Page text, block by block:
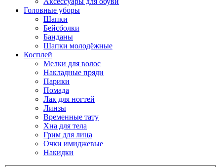
Головные уборы
Шапки
Бейсболки
Банданы
Шапки молодёжные
Косплей
Мелки для волос
Накладные пряди
Парики
Помада
Лак для ногтей
Линзы
Временные тату
Хна для тела
Грим для лица
Очки имиджевые
Накидки